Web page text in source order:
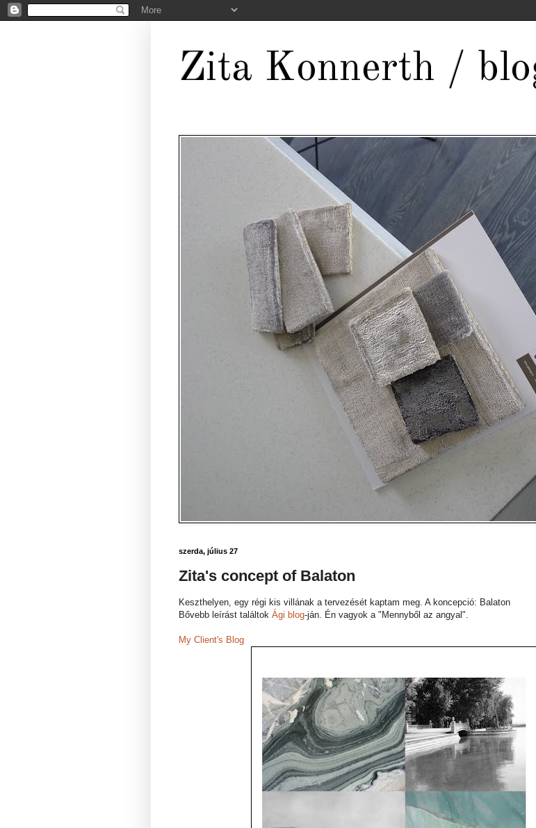
Zita Konnerth /
szerda, július 27
Zita's concept of Balaton
Keszthelyen, egy régi kis villának a tervezését kaptam meg. A koncepció: Balaton
Bővebb leírást találtok Ági blog-ján. Én vagyok a "Mennyből az angyal".
My Client's Blog